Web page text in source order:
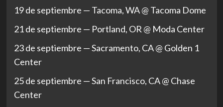
19 de septiembre — Tacoma, WA @ Tacoma Dome
21 de septiembre — Portland, OR @ Moda Center
23 de septiembre — Sacramento, CA @ Golden 1
Center
25 de septiembre — San Francisco, CA @ Chase
Center